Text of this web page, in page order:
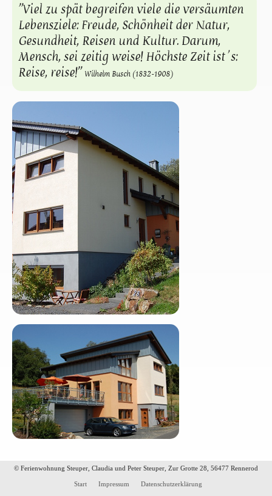
"Viel zu spät begreifen viele die versäumten
Lebensziele: Freude, Schönheit der Natur,
Gesundheit, Reisen und Kultur. Darum,
Mensch, sei zeitig weise! Höchste Zeitist´s:
Reise, reise!" Wilhelm Busch (1832-1908)
© Ferienwohnung Steuper, Claudia und Peter Steuper, Zur Grotte 28, 56477 Rennerod
Start Impressum Datenschutzerklärung